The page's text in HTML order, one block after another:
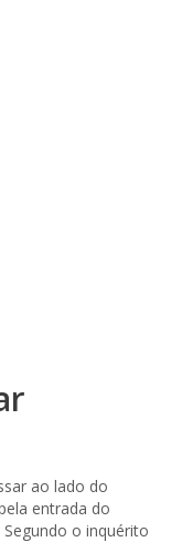
ao lado do
entrada do
o inquérito